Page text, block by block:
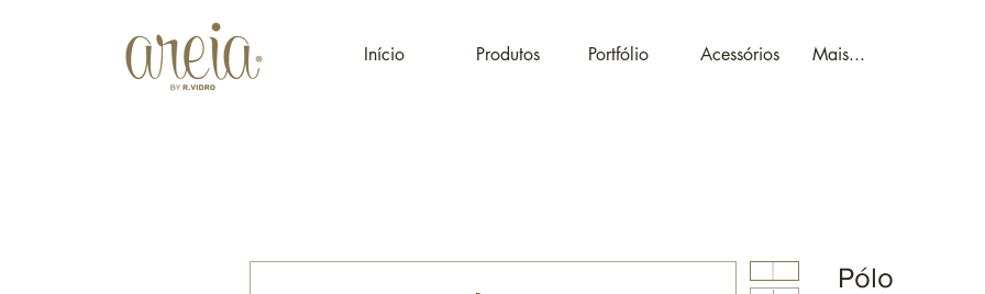
Início Produtos Portfólio Acessórios Mais...
Pólo